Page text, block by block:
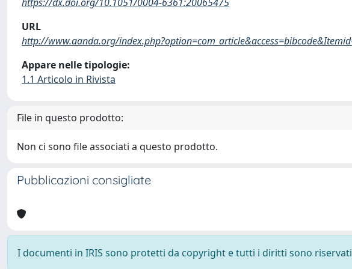
URL
http://www.aanda.org/
Appare nelle tipologie:
1.1 Articolo in Rivista
File in questo prodotto:
Non ci sono file associati a questo prodotto.
Pubblicazioni consigliate
I documenti in IRIS sono protetti da copyright e tutti i diritti sono